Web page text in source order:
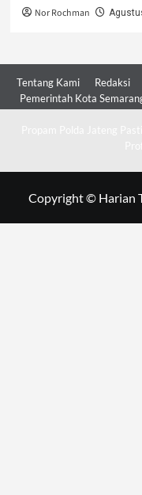
Nor Rochman
Tentang Kami Redaksi
Pemerintah Kota
Copyright © Harian